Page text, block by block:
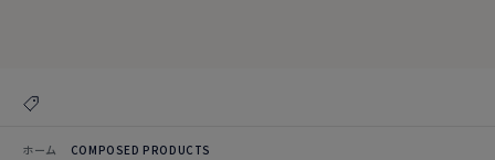
ホーム COMPOSED PRODUCTS